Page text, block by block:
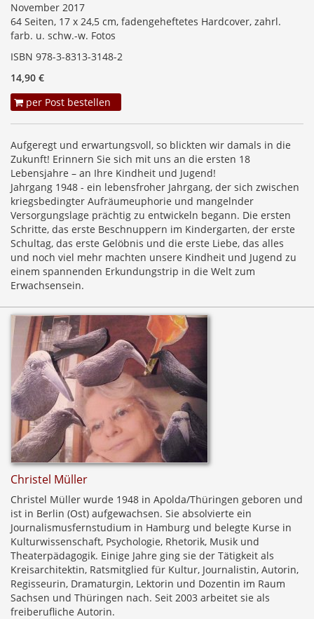
November 2017
64 Seiten, 17 x 24,5 cm, fadengeheftetes Hardcover, zahrl.
farb. u. schw.-w. Fotos
ISBN 978-3-8313-3148-2
14,90 €
per Post bestellen
Aufgeregt und erwartungsvoll, so blickten wir damals in die
Zukunft! Erinnern Sie sich mit uns an die ersten 18
Lebensjahre – an Ihre Kindheit und Jugend!
Jahrgang 1948 - ein lebensfroher Jahrgang, der sich zwischen
kriegsbedingter Aufräumeuphorie und mangelnder
Versorgungslage prächtig zu entwickeln begann. Die ersten
Schritte, das erste Beschnuppern im Kindergarten, der erste
Schultag, das erste Gelöbnis und die erste Liebe, das alles
und noch viel mehr machten unsere Kindheit und Jugend zu
einem spannenden Erkundungstrip in die Welt zum
Erwachsensein.
Christel Müller
Christel Müller wurde 1948 in Apolda/Thüringen geboren und
ist in Berlin (Ost) aufgewachsen. Sie absolvierte ein
Journalismusfernstudium in Hamburg und belegte Kurse in
Kulturwissenschaft, Psychologie, Rhetorik, Musik und
Theaterpädagogik. Einige Jahre ging sie der Tätigkeit als
Kreisarchitektin, Ratsmitglied für Kultur, Journalistin, Autorin,
Regisseurin, Dramaturgin, Lektorin und Dozentin im Raum
Sachsen und Thüringen nach. Seit 2003 arbeitet sie als
freiberufliche Autorin.